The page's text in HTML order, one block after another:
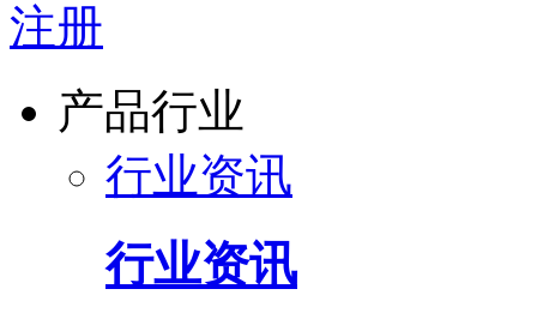
注册
产品行业
行业资讯
行业资讯